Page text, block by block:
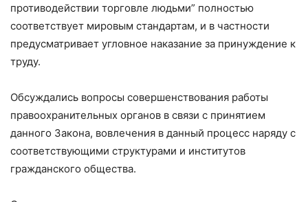
противодействии торговле людьми” полностью
соответствует мировым стандартам, и в частности
предусматривает угловное наказание за принуждение к
труду.
Обсуждались вопросы совершенствования работы
правоохранительных органов в связи с принятием
данного Закона, вовлечения в данный процесс наряду с
соответствующими структурами и институтов
гражданского общества.